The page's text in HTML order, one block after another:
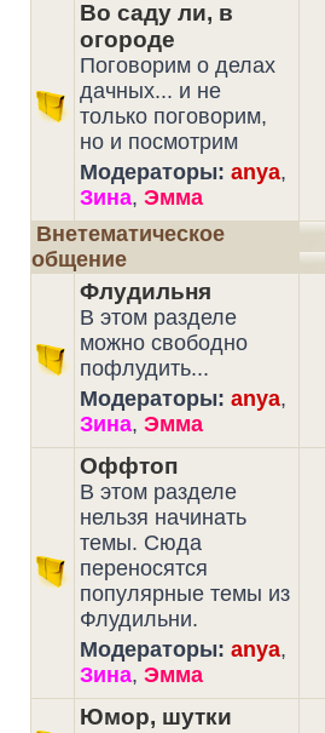
Во саду ли, в
огороде
Поговорим о делах
дачных... и не
только поговорим,
но и посмотрим
Модераторы: anya,
Зина, Эмма
Внетематическое
общение
Флудильня
В этом разделе
можно свободно
пофлудить...
Модераторы: anya,
Зина, Эмма
Оффтоп
В этом разделе
нельзя начинать
темы. Сюда
переносятся
популярные темы из
Флудильни.
Модераторы: anya,
Зина, Эмма
Юмор, шутки